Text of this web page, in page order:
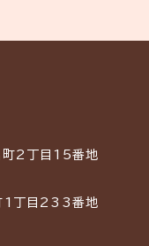
町2丁目15番地
1丁目233番地